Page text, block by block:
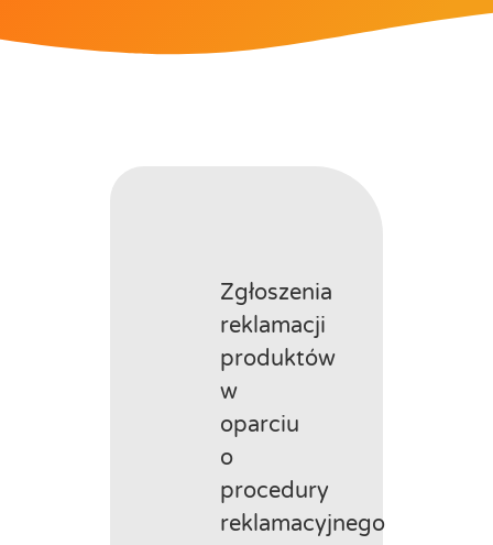
Zgłoszenia
reklamacji
produktów
w
oparciu
o
procedury
reklamacyjnego